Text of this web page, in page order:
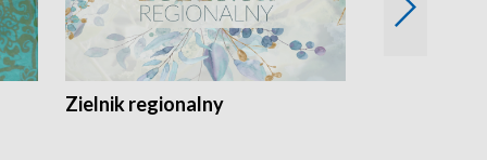
Zielnik regionalny